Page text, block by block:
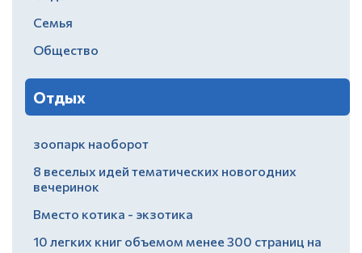
Семья
Общество
Отдых
зоопарк наоборот
8 веселых идей тематических новогодних
вечеринок
Вместо котика - экзотика
10 легких книг объемом менее 300 страниц на